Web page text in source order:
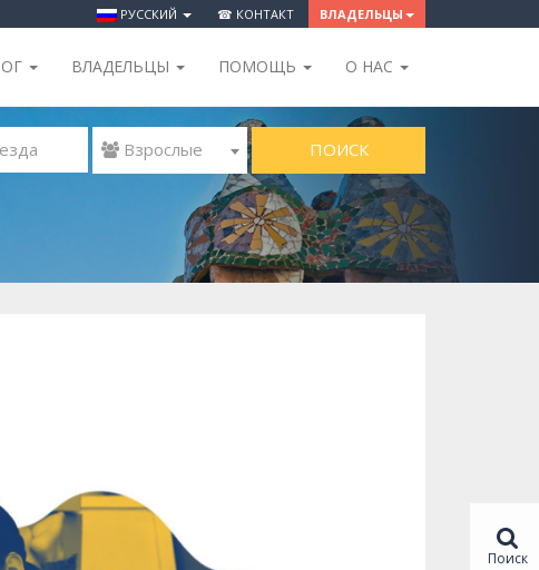
РУССКИЙ ☎ КОНТАКТ ВЛАДЕЛЬЦЫ
ВЛАДЕЛЬЦЫ ПОМОЩЬ O НАС
 Взрослые ПОИСК
Поиск